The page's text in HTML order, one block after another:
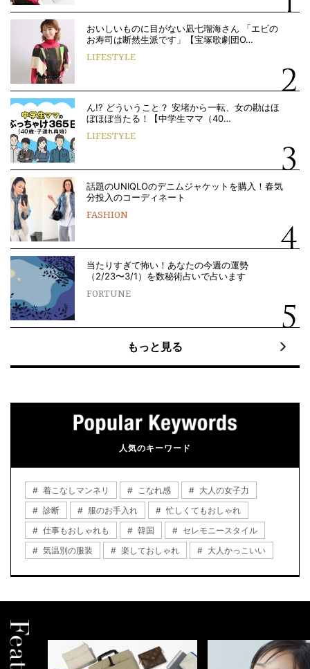
おいしいものに目がない凪七瑠海さん 「エビの
お寿司は断然生派です」【宝塚歌劇団O…
LIFESTYLE
ん!? どういうこと？ 安堵から一転、女の勘はほ
ぼほぼ当たる！【中学生ママ（40…
LIFESTYLE
話題のUNIQLOのデニムジャケットを購入！春気
分投入のコーディネート
FASHION
当たりすぎて怖い！あなたの今週の運勢
（2/23〜3/1）を数秘術占いで占います
FORTUNE
もっと見る
人気のキーワード
着こなしマンネリ こなれ感
大人の女子力
診断
服のお手入れ
忙しくてもおしゃれ
仕事もおしゃれも
韓国
セレモニースタイル
気温別の服装
楽しておしゃれ 大人かっこいい